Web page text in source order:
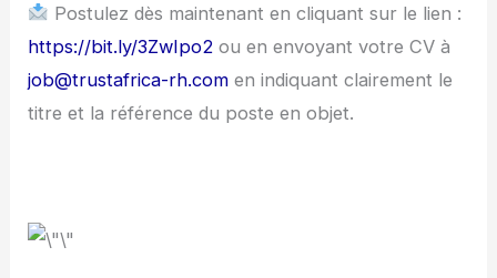
Postulez dès maintenant en cliquant sur le lien :
https://bit.ly/3ZwIpo2 ou en envoyant votre CV à
job@trustafrica-rh.com en indiquant clairement le
titre et la référence du poste en objet.